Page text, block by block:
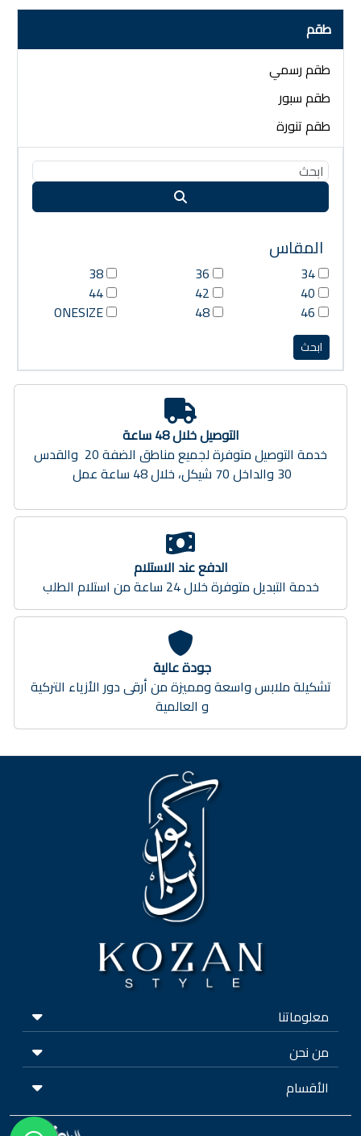
طقم
طقم رسمي
طقم سبور
طقم تنورة
المقاس
38
44
48
ONESIZE
التوصيل خلال 48 ساعة
خدمة التوصيل متوفرة لجميع مناطق الضفة 20 والقدس
30 والداخل 70 شيكل، خلال 48 ساعة عمل
الدفع عند الاستلام
خدمة التبديل متوفرة خلال 24 ساعة من استلام الطلب
جودة عالية
تشكيلة ملابس واسعة ومميزة من أرقى دور الأزياء التركية
و العالمية
معلوماتنا
من نحن
الأقسام